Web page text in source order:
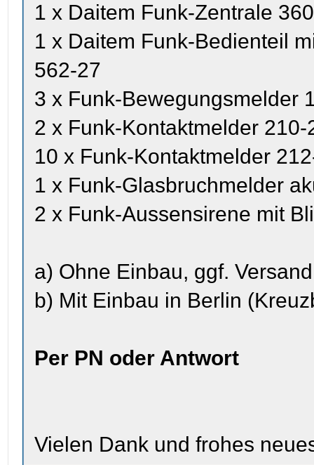
1 x Daitem Funk-Zentrale
1 x Daitem Funk-Bedienteil
562-27
3 x Funk-Bewegungsmelder
2 x Funk-Kontaktmelder
10 x Funk-Kontaktmelder
1 x Funk-Glasbruchmelder
2 x Funk-Aussensirene mit
a) Ohne Einbau, ggf.
b) Mit Einbau in Berlin
Per PN oder Antwort
Vielen Dank und frohes